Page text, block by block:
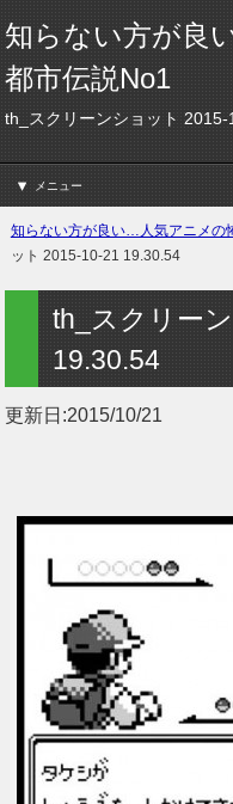
知らない方が良
都市伝説No1
th_スクリーンショット
メニュー
知らない方が良い…人気アニメの
ット 2015-10-21 19.30.54
th_スクリー
19.30.54
更新日:2015/10/21